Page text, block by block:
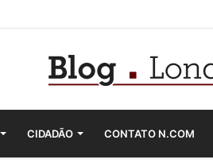
CIDADÃO CONTATO N.COM